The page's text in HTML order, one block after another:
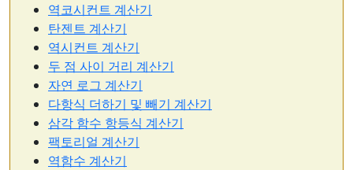
역코시컨트 계산기
탄젠트 계산기
역시컨트 계산기
두 점 사이 거리 계산기
자연 로그 계산기
다항식 더하기 및 빼기 계산기
삼각 함수 항등식 계산기
팩토리얼 계산기
역함수 계산기